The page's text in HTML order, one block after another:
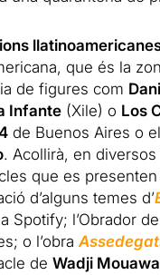
que és la
de figures com
Infante (Xile) o Los
de Buenos Aires o el
. Acollirà, en
que es
d’alguns temes d’
a Spotify; l’Obrador
o l’obra
deWadji